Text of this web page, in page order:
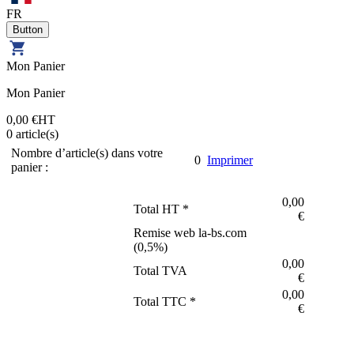
FR
Mon Panier
Mon Panier
0,00 €HT
0 article(s)
Nombre d’article(s) dans votre
panier :
0 Imprimer
Total HT *
0,00
€
Remise web la-bs.com
(0,5%)
Total TVA
0,00
€
Total TTC *
0,00
€